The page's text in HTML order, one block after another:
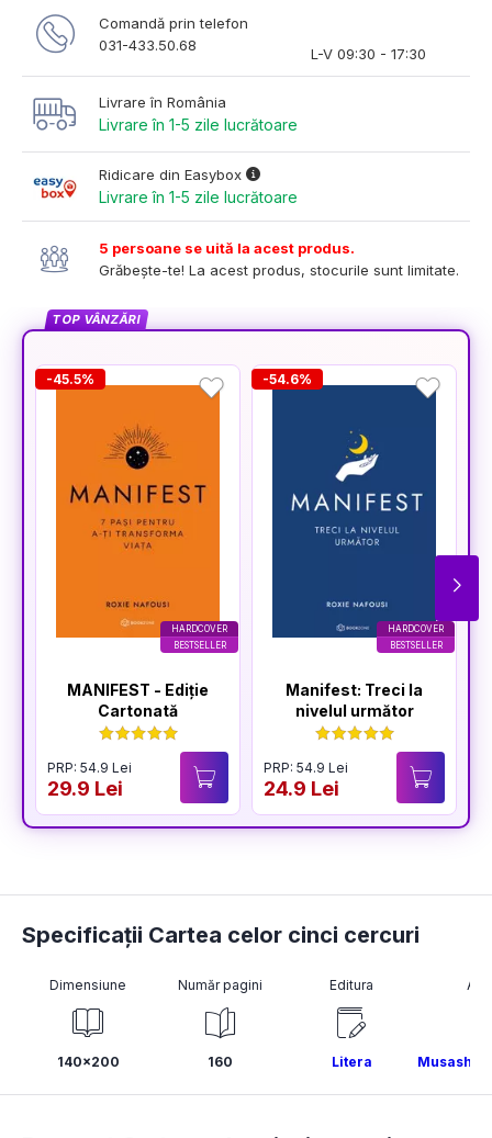
Comandă prin telefon
031-433.50.68
L-V 09:30 - 17:30
Livrare în România
Livrare în 1-5 zile lucrătoare
Ridicare din Easybox
Livrare în 1-5 zile lucrătoare
5 persoane se uită la acest produs.
Grăbește-te! La acest produs, stocurile sunt limitate.
TOP VÂNZĂRI
HARDCOVER
BESTSELLER
-45.5%
MANIFEST - Ediție
Cartonată
PRP: 54.9 Lei
29.9 Lei
HARDCOVER
BESTSELLER
-54.6%
Manifest: Treci la
nivelul următor
PRP: 54.9 Lei
24.9 Lei
Specificații Cartea celor cinci cercuri
Dimensiune
140x200
Număr pagini
160
Editura
Litera Musashi